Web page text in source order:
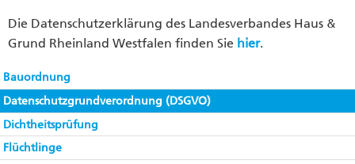
Die Datenschutzerklärung des Landesverbandes Haus &
Grund Rheinland Westfalen finden Sie hier.
Bauordnung
Datenschutzgrundverordnung (DSGVO)
Dichtheitsprüfung
Flüchtlinge